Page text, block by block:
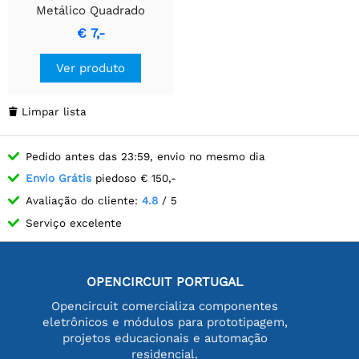
Metálico Quadrado
Durável com Botão Azul
€ 7,-
Ver produto
 Limpar lista
Pedido antes das 23:59, envio no mesmo dia
Envio Grátis piedoso € 150,-
Avaliação do cliente: 4.8 / 5
Serviço excelente
OPENCIRCUIT PORTUGAL
Opencircuit comercializa componentes
eletrônicos e módulos para prototipagem,
projetos educacionais e automação
residencial.